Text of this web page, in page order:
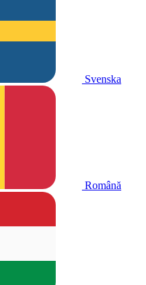
Svenska
Română